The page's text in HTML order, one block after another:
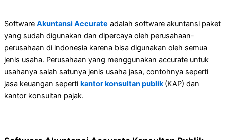
Software Akuntansi Accurate adalah software akuntansi paket
yang sudah digunakan dan dipercaya oleh perusahaan-
perusahaan di indonesia karena bisa digunakan oleh semua
jenis usaha. Perusahaan yang menggunakan accurate untuk
usahanya salah satunya jenis usaha jasa, contohnya seperti
jasa keuangan seperti kantor konsultan publik (KAP) dan
kantor konsultan pajak.